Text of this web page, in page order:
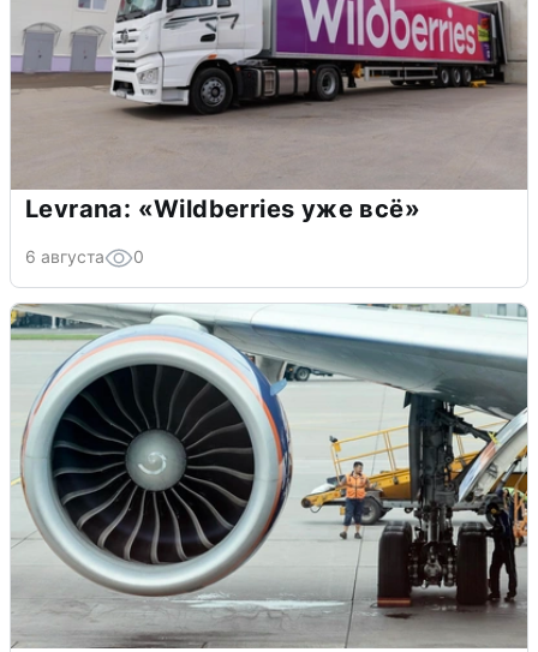
Levrana: «Wildberries уже всё»
6 августа 0